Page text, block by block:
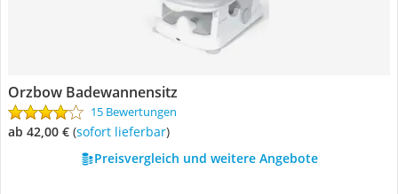
Orzbow Badewannensitz
15 Bewertungen
ab 42,00 € ( Sofort lieferbar)
Preisvergleich und weitere Angebote